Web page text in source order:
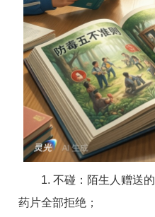
1. 不碰：陌生人赠送
药片全部拒绝；